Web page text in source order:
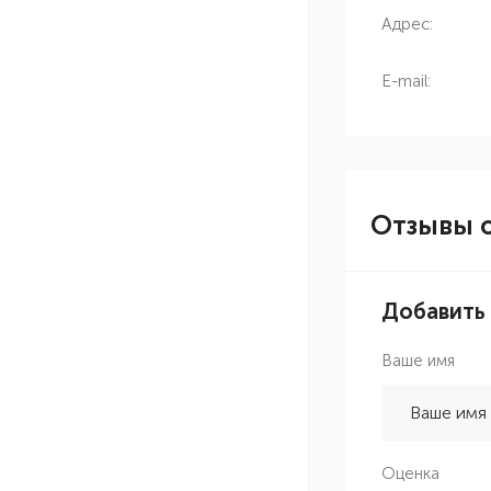
Адрес:
E-mail:
Отзывы
Добавить
Ваше имя
Оценка